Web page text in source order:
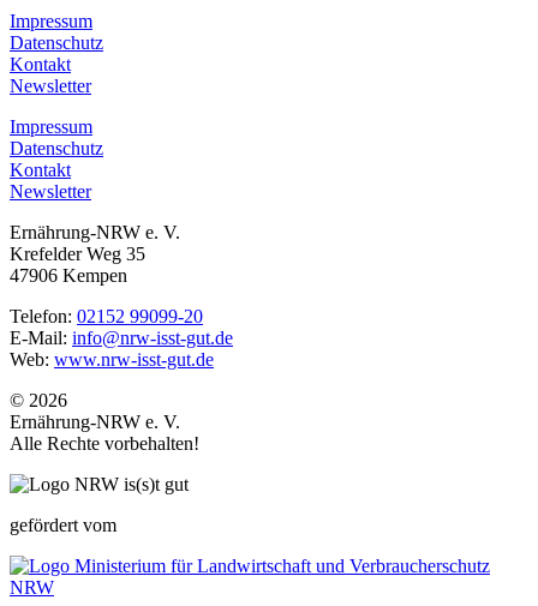
Impressum
Datenschutz
Kontakt
Newsletter
Impressum
Datenschutz
Kontakt
Newsletter
Ernährung-NRW e. V.
Krefelder Weg 35
47906 Kempen
Telefon: 02152 99099-20
E-Mail: info@nrw-isst-gut.de
Web: www.nrw-isst-gut.de
© 2026
Ernährung-NRW e. V.
Alle Rechte vorbehalten!
gefördert vom